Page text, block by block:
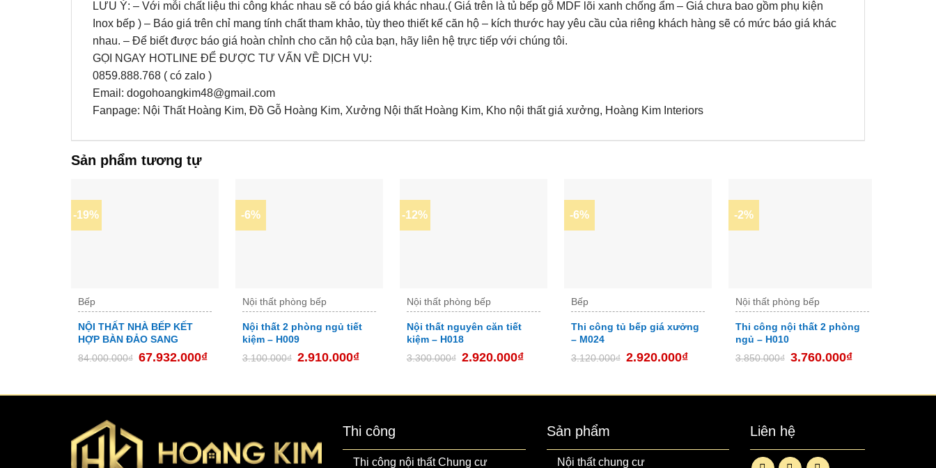
LƯU Ý: – Với mỗi chất liệu thi công khác nhau sẽ có báo giá khác nhau.( Giá trên là tủ bếp gỗ MDF lõi xanh chống ẩm – Giá chưa bao gồm phụ kiện
Inox bếp ) – Báo giá trên chỉ mang tính chất tham khảo, tùy theo thiết kế căn hộ – kích thước hay yêu cầu của riêng khách hàng sẽ có mức báo giá khác
nhau. – Để biết được báo giá hoàn chỉnh cho căn hộ của bạn, hãy liên hệ trực tiếp với chúng tôi.
GỌI NGAY HOTLINE ĐỂ ĐƯỢC TƯ VẤN VỀ DỊCH VỤ:
0859.888.768 ( có zalo )
Email: dogohoangkim48@gmail.com
Fanpage: Nội Thất Hoàng Kim, Đồ Gỗ Hoàng Kim, Xưởng Nội thất Hoàng Kim, Kho nội thất giá xưởng, Hoàng Kim Interiors
Sản phẩm tương tự
-19%
Bếp
NỘI THẤT NHÀ BẾP KẾT
HỢP BÀN ĐẢO SANG
TRỌNG – NB-D027
84.000.000₫ 67.932.000₫
-6%
Nội thất phòng bếp
Nội thất 2 phòng ngủ tiết
kiệm – H009
3.100.000₫ 2.910.000₫
-12%
Nội thất phòng bếp
Nội thất nguyên căn tiết
kiệm – H018
3.300.000₫ 2.920.000₫
-6%
Bếp
Thi công tủ bếp giá xưởng
– M024
3.120.000₫ 2.920.000₫
-2%
Nội thất phòng bếp
Thi công nội thất 2 phòng
ngủ – H010
3.850.000₫ 3.760.000₫
Thi công
Thi công nội thất Chung cư
Sản phẩm
Nội thất chung cư
Liên hệ